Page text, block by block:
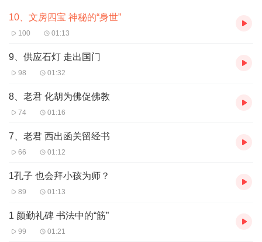
10、文房四宝 神秘的“身世”
100 01:13
9、供应石灯 走出国门
98 01:32
8、老君 化胡为佛促佛教
74 01:16
7、老君 西出函关留经书
66 01:12
1孔子 也会拜小孩为师？
89 01:13
1 颜勤礼碑 书法中的“筋”
99 01:21